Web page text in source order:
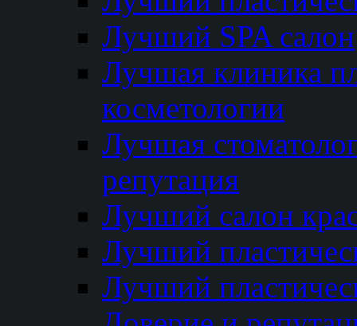
Лучший SPA салон
Лучшая клиника
косметологии
Лучшая
репутация
Лучший салон
Лучший
Лучший